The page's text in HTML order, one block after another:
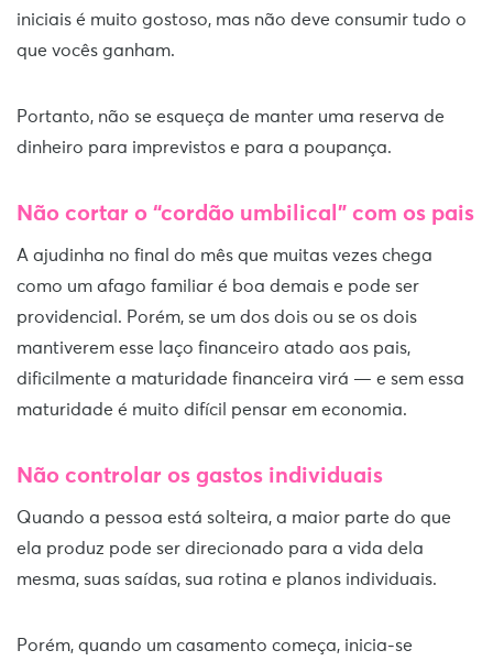
iniciais é muito gostoso, mas não deve consumir tudo o
que vocês ganham.
Portanto, não se esqueça de manter uma reserva de
dinheiro para imprevistos e para a poupança.
Não cortar o “cordão umbilical” com os pais
A ajudinha no final do mês que muitas vezes chega
como um afago familiar é boa demais e pode ser
providencial. Porém, se um dos dois ou se os dois
mantiverem esse laço financeiro atado aos pais,
dificilmente a maturidade financeira virá — e sem essa
maturidade é muito difícil pensar em economia.
Não controlar os gastos individuais
Quando a pessoa está solteira, a maior parte do que
ela produz pode ser direcionado para a vida dela
mesma, suas saídas, sua rotina e planos individuais.
Porém, quando um casamento começa, inicia-se